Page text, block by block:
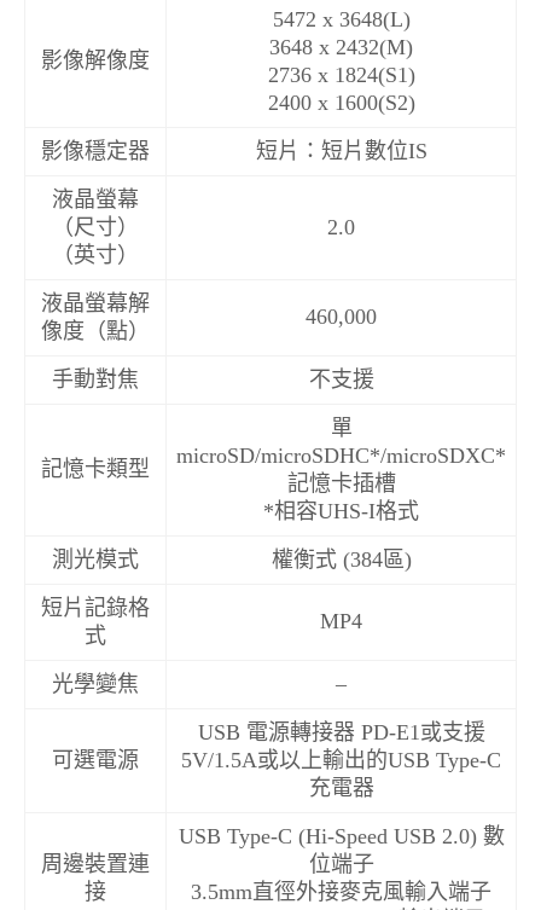
影像解像度
5472 x 3648(L)
3648 x 2432(M)
2736 x 1824(S1)
2400 x 1600(S2)
影像穩定器
短片：短片數位IS
液晶螢幕
（尺寸）
（英寸）
2.0
液晶螢幕解
像度（點）
460,000
手動對焦 不支援
記憶卡類型
單
microSD/microSDHC*/microSDXC*
記憶卡插槽
*相容UHS-I格式
測光模式
權衡式 (384區)
短片記錄格
式
MP4
光學變焦 –
可選電源
USB 電源轉接器 PD-E1或支援
5V/1.5A或以上輸出的USB Type-C
充電器
周邊裝置連
接
USB Type-C (Hi-Speed USB 2.0) 數
位端子
3.5mm直徑外接麥克風輸入端子